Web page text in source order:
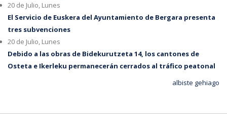
20 de Julio, Lunes
El Servicio de Euskera del Ayuntamiento de Bergara presenta
tres subvenciones
20 de Julio, Lunes
Debido a las obras de Bidekurutzeta 14, los cantones de
Osteta e Ikerleku permanecerán cerrados al tráfico peatonal
albiste gehiago